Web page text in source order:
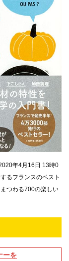
年4月16日 13時0
るフランスのベスト
つわる700の楽しい
ーを